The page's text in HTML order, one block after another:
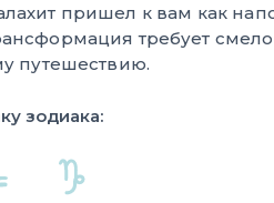
пришел к вам как
требует
путешествию.
зодиака: